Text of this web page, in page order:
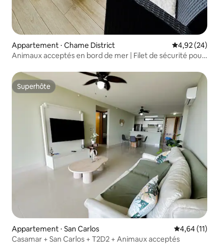
Appartement ⋅ Chame District Évaluation
4,92 (24)
Animaux acceptés en bord de mer | Filet de sécurité pour
Superhôte
Superhôte
Appartement ⋅ San Carlos Évaluation
4,64 (11)
Casamar + San Carlos + T2D2 + Animaux acceptés